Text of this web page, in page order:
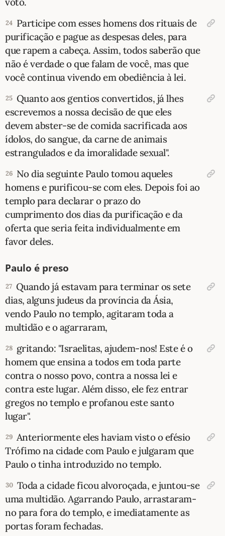
24 Participe com esses homens dos rituais de
purificação e pague as despesas deles, para
que rapem a cabeça. Assim, todos saberão que
não é verdade o que falam de você, mas que
você continua vivendo em obediência à lei.
25 Quanto aos gentios convertidos, já lhes
escrevemos a nossa decisão de que eles
devem abster-se de comida sacrificada aos
ídolos, do sangue, da carne de animais
estrangulados e da imoralidade sexual".
26 No dia seguinte Paulo tomou aqueles
homens e purificou-se com eles. Depois foi ao
templo para declarar o prazo do
cumprimento dos dias da purificação e da
oferta que seria feita individualmente em
favor deles.
Paulo é preso
27 Quando já estavam para terminar os sete
dias, alguns judeus da província da Ásia,
vendo Paulo no templo, agitaram toda a
multidão e o agarraram,
28 gritando: "Israelitas, ajudem-nos! Este é o
homem que ensina a todos em toda parte
contra o nosso povo, contra a nossa lei e
contra este lugar. Além disso, ele fez entrar
gregos no templo e profanou este santo
lugar".
29 Anteriormente eles haviam visto o efésio
Trófimo na cidade com Paulo e julgaram que
Paulo o tinha introduzido no templo.
30 Toda a cidade ficou alvoroçada, e juntou-se
uma multidão. Agarrando Paulo, arrastaram-
no para fora do templo, e imediatamente as
portas foram fechadas.